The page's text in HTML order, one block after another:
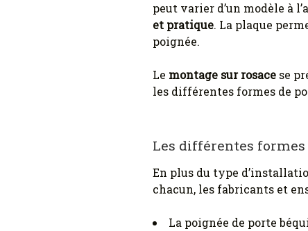
peut varier d’un modèle à
et pratique. La plaque
poignée.
Le montage sur rosace se
les différentes formes de
Les différentes
En plus du type
chacun, les fabricants et
La poignée de porte